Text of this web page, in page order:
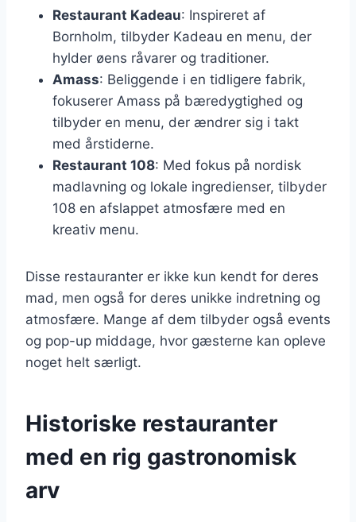
Restaurant Kadeau: Inspireret af
Bornholm, tilbyder Kadeau en menu, der
hylder øens råvarer og traditioner.
Amass: Beliggende i en tidligere fabrik,
fokuserer Amass på bæredygtighed og
tilbyder en menu, der ændrer sig i takt
med årstiderne.
Restaurant 108: Med fokus på nordisk
madlavning og lokale ingredienser, tilbyder
108 en afslappet atmosfære med en
kreativ menu.
Disse restauranter er ikke kun kendt for deres
mad, men også for deres unikke indretning og
atmosfære. Mange af dem tilbyder også events
og pop-up middage, hvor gæsterne kan opleve
noget helt særligt.
Historiske restauranter
med en rig gastronomisk
arv